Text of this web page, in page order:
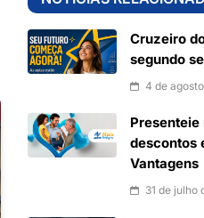
Cruzeiro
segundo
4 de
Presenteie
descontos
Vantagens
31 de julho